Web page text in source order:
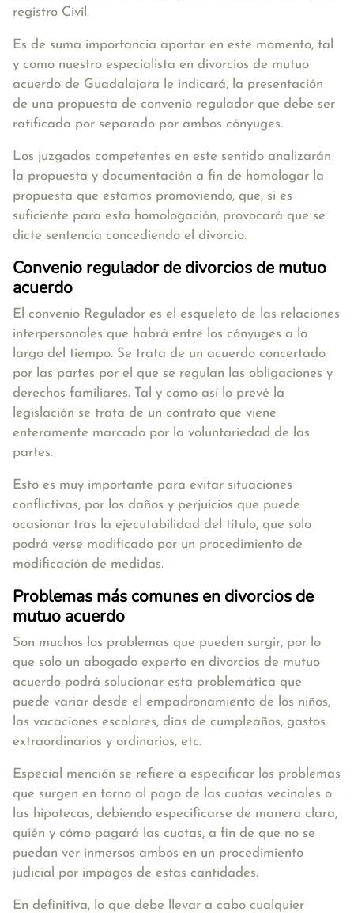
registro Civil.
Es de suma importancia aportar en este momento, tal
y como nuestro especialista en divorcios de mutuo
acuerdo de Guadalajara le indicará, la presentación
de una propuesta de convenio regulador que debe ser
ratificada por separado por ambos cónyuges.
Los juzgados competentes en este sentido analizarán
la propuesta y documentación a fin de homologar la
propuesta que estamos promoviendo, que, si es
suficiente para esta homologación, provocará que se
dicte sentencia concediendo el divorcio.
Convenio regulador de divorcios de mutuo
acuerdo
El convenio Regulador es el esqueleto de las relaciones
interpersonales que habrá entre los cónyuges a lo
largo del tiempo. Se trata de un acuerdo concertado
por las partes por el que se regulan las obligaciones y
derechos familiares. Tal y como así lo prevé la
legislación se trata de un contrato que viene
enteramente marcado por la voluntariedad de las
partes.
Esto es muy importante para evitar situaciones
conflictivas, por los daños y perjuicios que puede
ocasionar tras la ejecutabilidad del título, que solo
podrá verse modificado por un procedimiento de
modificación de medidas.
Problemas más comunes en divorcios de
mutuo acuerdo
Son muchos los problemas que pueden surgir, por lo
que solo un abogado experto en divorcios de mutuo
acuerdo podrá solucionar esta problemática que
puede variar desde el empadronamiento de los niños,
las vacaciones escolares, días de cumpleaños, gastos
extraordinarios y ordinarios, etc.
Especial mención se refiere a especificar los problemas
que surgen en torno al pago de las cuotas vecinales o
las hipotecas, debiendo especificarse de manera clara,
quién y cómo pagará las cuotas, a fin de que no se
puedan ver inmersos ambos en un procedimiento
judicial por impagos de estas cantidades.
En definitiva, lo que debe llevar a cabo cualquier